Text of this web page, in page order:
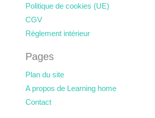
Politique de cookies (UE)
CGV
Règlement intérieur
Pages
Plan du site
A propos de Learning home
Contact